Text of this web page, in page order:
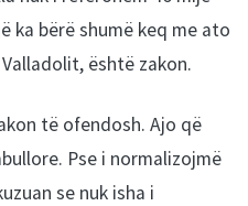
ka bërë shumë keq me ato
është zakon.
të ofendosh. Ajo që
Pse i normalizojmë
se nuk isha i